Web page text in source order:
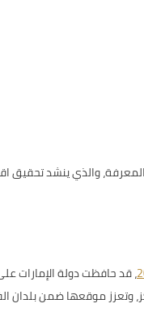
والذي ينشد تحقيق
، قد